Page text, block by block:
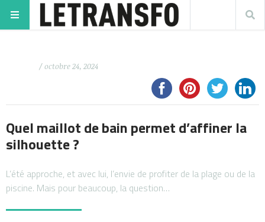
/ octobre 24, 2024
Quel maillot de bain permet d’affiner la
silhouette ?
L’été approche, et avec lui, l’envie de profiter de la plage ou de la
piscine. Mais pour beaucoup, la question…